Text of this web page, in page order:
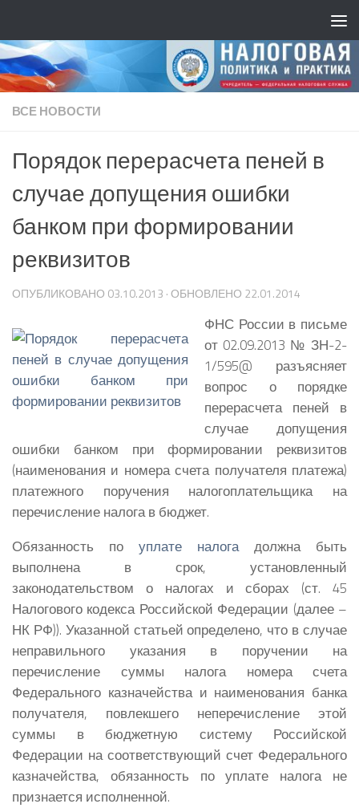
ВСЕ НОВОСТИ
Порядок перерасчета пеней в
случае допущения ошибки
банком при формировании
реквизитов
ОПУБЛИКОВАНО 03.10.2013 · ОБНОВЛЕНО 22.01.2014
ФНС России в письме
от 02.09.2013 № ЗН-2-
1/595@ разъясняет
вопрос о порядке
перерасчета пеней в
случае допущения
ошибки банком при формировании реквизитов
(наименования и номера счета получателя платежа)
платежного поручения налогоплательщика на
перечисление налога в бюджет.
Обязанность по уплате налогадолжна быть
выполнена в срок, установленный
законодательством о налогах и сборах (ст. 45
Налогового кодекса Российской Федерации (далее –
НК РФ)). Указанной статьей определено, что в случае
неправильного указания в поручении на
перечисление суммы налога номера счета
Федерального казначейства и наименования банка
получателя, повлекшего неперечисление этой
суммы в бюджетную систему Российской
Федерации на соответствующий счет Федерального
казначейства, обязанность по уплате налога не
признается исполненной.